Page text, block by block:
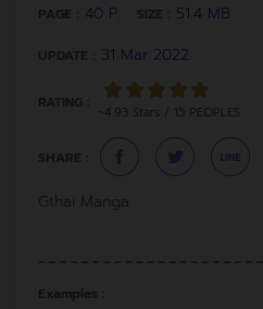
PAGE : 40 P. SIZE : 51.4 MB.
UPDATE : 31 Mar 2022
RATING :
~4.93 Stars / 15 PEOPLES
SHARE :
Gthai Manga
Examples :